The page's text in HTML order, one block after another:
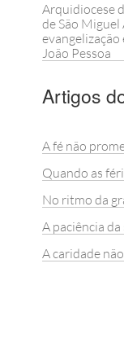
Arquidiocese
de São Miguel
João Pessoa
Artigos
A fé não
Quando as
No ritmo da
A paciência
A caridade